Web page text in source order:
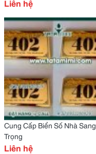
Liên hệ
Cung Cấp Biển Số Nhà Sang
Trọng
Liên hệ